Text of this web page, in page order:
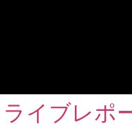
イブレポ